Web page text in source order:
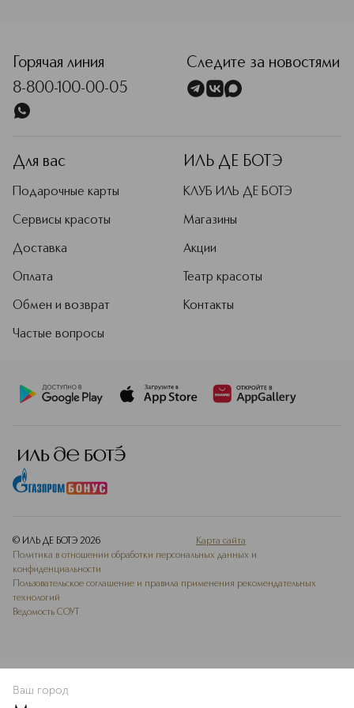
В КОРЗИНУ
Горячая линия
8-800-100-00-05
Следите за новостями
Для вас
Подарочные карты
Сервисы красоты
Доставка
Оплата
Обмен и возврат
Частые вопросы
ИЛЬ ДЕ БОТЭ
КЛУБ ИЛЬ ДЕ БОТЭ
Магазины
Акции
Театр красоты
Контакты
© ИЛЬ ДЕ БОТЭ 2026
Карта сайта
Политика в отношении обработки персональных данных и
конфиденциальности
Пользовательское соглашение и правила применения рекомендательных
технологий
Ведомость СОУТ
Ваш город